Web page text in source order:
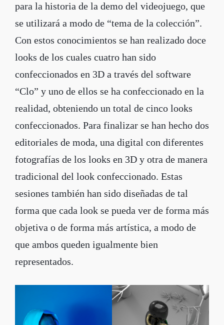
para la historia de la demo del videojuego, que
se utilizará a modo de “tema de la colección”.
Con estos conocimientos se han realizado doce
looks de los cuales cuatro han sido
confeccionados en 3D a través del software
“Clo” y uno de ellos se ha confeccionado en la
realidad, obteniendo un total de cinco looks
confeccionados. Para finalizar se han hecho dos
editoriales de moda, una digital con diferentes
fotografías de los looks en 3D y otra de manera
tradicional del look confeccionado. Estas
sesiones también han sido diseñadas de tal
forma que cada look se pueda ver de forma más
objetiva o de forma más artística, a modo de
que ambos queden igualmente bien
representados.